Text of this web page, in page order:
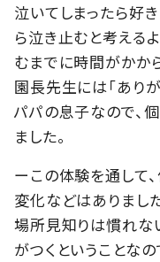
泣いてしまったら好
ら泣き止むと考える
むまでに時間がかか
園長先生には「あり
パパの息子なので、
ました。
ーこの体験を通して
変化などはありまし
場所見知りは慣れな
がつくということな